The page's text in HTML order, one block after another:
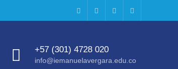
FacebookInstagram
TwitterLinkedIn
+57 (301) 4728 020
info@iemanuelavergara.edu.co